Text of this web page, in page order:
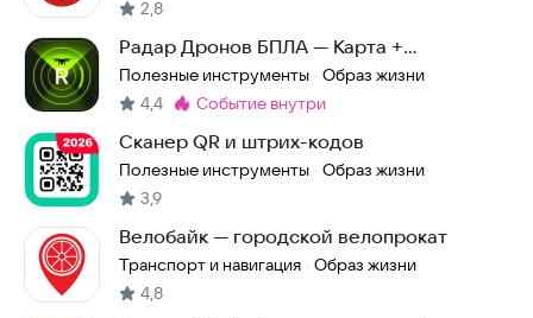
2,8
Радар Дронов БПЛА — Карта +
Оповещения
Полезные инструменты · Образ жизни
4,4 Метка:
событие внутри
Сканер QR и штрих-кодов
Полезные инструменты · Образ жизни
3,9
Велобайк — городской велопрокат
Транспорт и навигация · Образ жизни
4,8